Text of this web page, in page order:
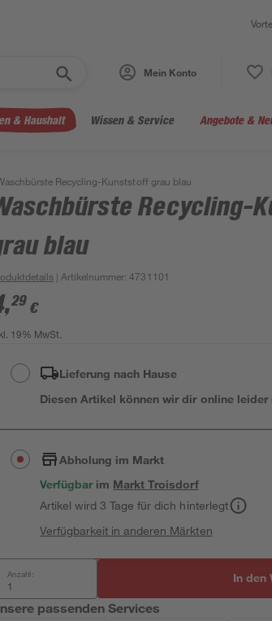
Mein Konto
& Haushalt Wissen & Service Angebote &
Recycling-Kunststoff grau blau
Recycling-
blau
| Artikelnummer:4731101
,29 €
19% MwSt.
Lieferung nach Hause
Diesen Artikel können wir dir online leider
Abholung im Markt
Verfügbar im MarktTroisdorf
Artikel wird 3 Tage für dich hinterlegt
Verfügbarkeit in anderen Märkten
Anzahl: In den
passenden Services